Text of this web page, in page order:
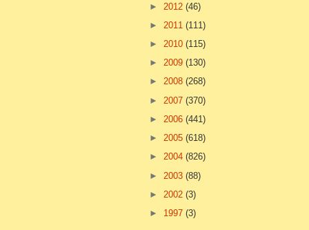
► 2012 (46)
► 2011 (111)
► 2010 (115)
► 2009 (130)
► 2008 (268)
► 2007 (370)
► 2006 (441)
► 2005 (618)
► 2004 (826)
► 2003 (88)
► 2002 (3)
► 1997 (3)